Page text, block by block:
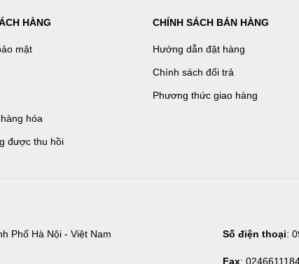
HÀNG
mật
hóa
được thu hồi
CHÍNH SÁCH BÁN HÀNG
Hướng dẫn đặt hàng
Chính sách đổi trả
Phương thức giao hàng
Phố Hà Nội - Việt Nam Số điện thoại:
Fax: